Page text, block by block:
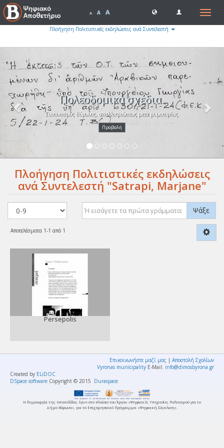
Toggle
A A A
Πλοήγηση Πολιτιστικές εκδηλώσεις ανά Συντελεστή
Πολεοδομικά σχέδια.
Συνοικισμός Βύρωνος, απαλλοτριώσεως μετα ρυμοτομίας.
Προβολή
Πλοήγηση Πολιτιστικές εκδηλώσεις
ανά Συντελεστή "Satrapi, Marjane"
Ψάξε
Αποτελέσματα 1-1 από 1
Persepolis
Επικοινωνήστε μαζί μας | Αποστολή Σχολίων
Vyronas municipality E-Mail: info@dimosbyrona.gr
Created by ELiDOC
DSpace software Copyright © 2015 Duraspace
Η δημιουργία της Ιστοσελίδας έγινε στο πλαίσιο του Έργου «Ψηφιακές Υπηρεσίες Πολιτισμού για το
Δήμο Βύρωνα», για το Επιχειρησιακό Πρόγραμμα «Ψηφιακή Σύγκλιση».